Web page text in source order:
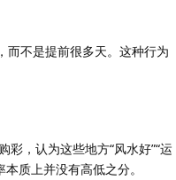
而不是提前很多天。这种行为
，认为这些地方“风水好”“运
质上并没有高低之分。